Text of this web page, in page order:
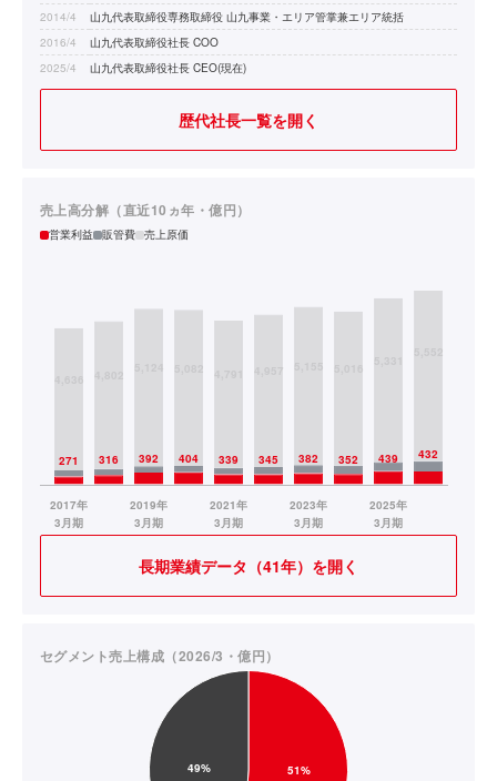
2014/4
山九代表取締役専務取締役 山九事業・エリア管掌兼エリア統括
2016/4
山九代表取締役社長 COO
2025/4
山九代表取締役社長 CEO(現在)
歴代社長一覧を開く
売上高分解（直近10ヵ年・億円）
営業利益 販管費 売上原価
長期業績データ（41年）を開く
セグメント売上構成（2026/3・億円）